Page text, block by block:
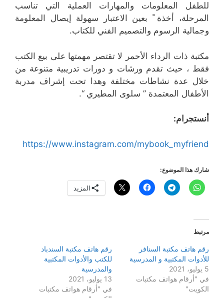
للطفل المعلومات والمهارات العملية التي تناسب
المرحلة، أخذة ً بعين الاعتبار سهولة إيصال المعلومة
وجمالية الرسوم والتصميم الفني للكتاب.
مكتبة ذات الرداء الأحمر لا تقتصر مهمتها على بيع الكتب
فقط ، حيث تقدم ورشات و دورات تدريبية متنوعة من
خلال عدة نشاطات مختلفة وهدا تحت إشراف مدربة
الأطفال المعتمدة ” سلوى المطيري “.
أنستجرام:
https://www.instagram.com/mybook_myfriend
شارك هذا الموضوع:
المزيد
مرتبط
رقم هاتف مكتبة السنافر
للأدوات المكتبية و المدرسية
5 يوليو، 2021
في "أرقام هواتف مكتبات
الكويت"
رقم هاتف مكتبة السندباد
للكتب والأدوات المكتبية
والمدرسية
13 يوليو، 2021
في "أرقام هواتف مكتبات